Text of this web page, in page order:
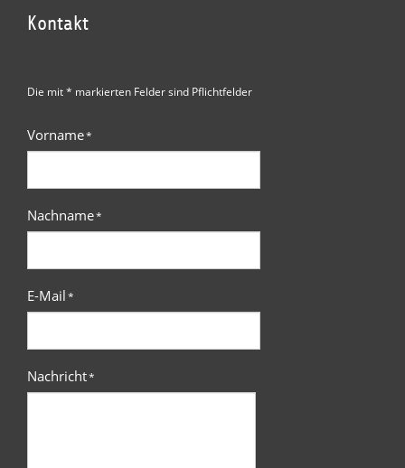
Kontakt
Die mit * markierten Felder sind Pflichtfelder
Vorname*
Nachname*
E-Mail*
Nachricht*